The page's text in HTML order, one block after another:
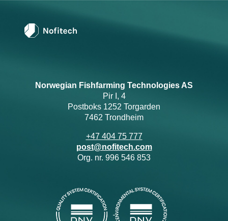
Norwegian Fishfarming Technologies AS
Pir I, 4
Postboks 1252 Torgarden
7462 Trondheim
+47 404 75 777
post@nofitech.com
Org. nr. 996 546 853